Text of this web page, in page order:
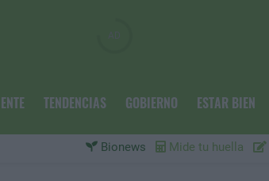
TENDENCIAS GOBIERNO ESTAR BIEN
Bionews Mide tu huella